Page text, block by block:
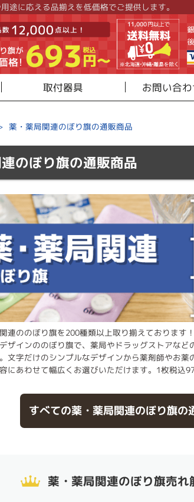
途に応える品揃えを低価格でご提供します。
取付器具 お問い合
薬・薬局関連のぼり旗の通販商品
のぼり旗の通販商品
連ののぼり旗を200種類以上取り揃えております
ザインののぼり旗で、薬局やドラッグストアな
文字だけのシンプルなデザインから薬剤師やお
にあわせて幅広くお選びいただけます。1枚税込
すべての薬・薬局関連のぼり旗の
薬・薬局関連のぼり旗売れ